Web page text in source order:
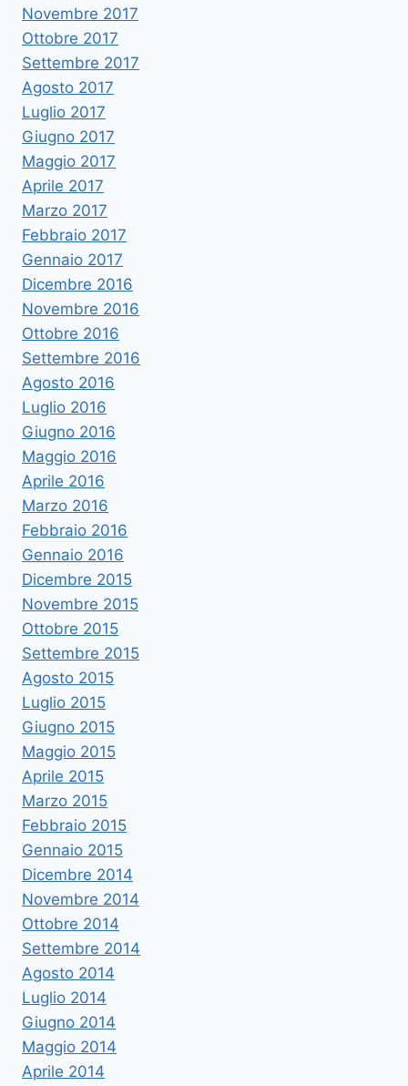
Novembre 2017
Ottobre 2017
Settembre 2017
Agosto 2017
Luglio 2017
Giugno 2017
Maggio 2017
Aprile 2017
Marzo 2017
Febbraio 2017
Gennaio 2017
Dicembre 2016
Novembre 2016
Ottobre 2016
Settembre 2016
Agosto 2016
Luglio 2016
Giugno 2016
Maggio 2016
Aprile 2016
Marzo 2016
Febbraio 2016
Gennaio 2016
Dicembre 2015
Novembre 2015
Ottobre 2015
Settembre 2015
Agosto 2015
Luglio 2015
Giugno 2015
Maggio 2015
Aprile 2015
Marzo 2015
Febbraio 2015
Gennaio 2015
Dicembre 2014
Novembre 2014
Ottobre 2014
Settembre 2014
Agosto 2014
Luglio 2014
Giugno 2014
Maggio 2014
Aprile 2014